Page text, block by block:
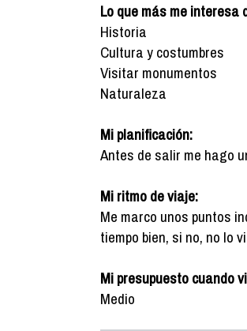
Lo que más me interesa
Historia
Cultura y costumbres
Visitar monumentos
Naturaleza
Mi planificación:
Antes de salir me hago
Mi ritmo de viaje:
Me marco unos puntos
tiempo bien, si no, no lo
Mi presupuesto cuando
Medio